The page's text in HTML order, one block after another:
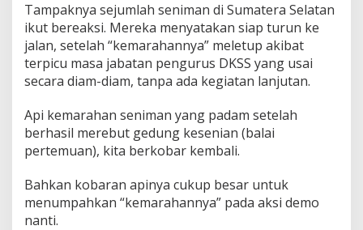
Tampaknya sejumlah seniman di Sumatera Selatan
ikut bereaksi. Mereka menyatakan siap turun ke
jalan, setelah “kemarahannya” meletup akibat
terpicu masa jabatan pengurus DKSS yang usai
secara diam-diam, tanpa ada kegiatan lanjutan.
Api kemarahan seniman yang padam setelah
berhasil merebut gedung kesenian (balai
pertemuan), kita berkobar kembali.
Bahkan kobaran apinya cukup besar untuk
menumpahkan “kemarahannya” pada aksi demo
nanti.